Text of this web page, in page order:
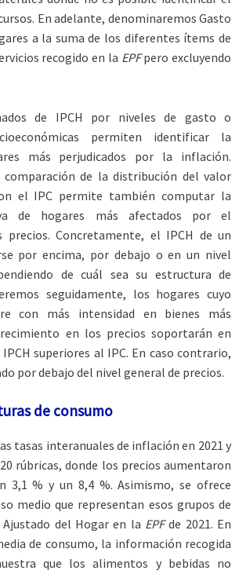
En adelante, denominaremos Gasto
a la suma de los diferentes ítems de
recogido en la EPFpero excluyendo
de IPCH por niveles de gasto o
permiten identificar la
más perjudicados por la inflación.
de la distribución del valor
el IPC permite también computar la
de hogares más afectados por el
Concretamente, el IPCH de un
por encima, por debajo o en un nivel
de cuál sea su estructura de
seguidamente, los hogares cuyo
con más intensidad en bienes más
en los precios soportarán en
superiores al IPC. En caso contrario,
por debajo del nivel general de precios.
de consumo
tasas interanuales de inflación en 2021 y
rúbricas, donde los precios aumentaron
3,1 % y un 8,4 %. Asimismo, se ofrece
medio que representan esos grupos de
del Hogar en la EPFde 2021. En
de consumo, la información recogida
que los alimentos y bebidas no